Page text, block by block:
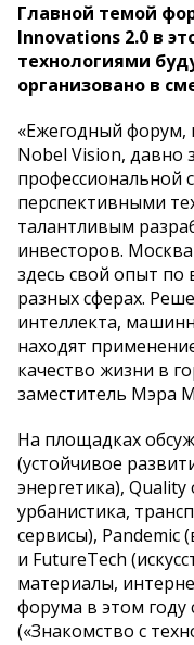
Главной темой
Innovations 2.0 в
технологиями
организовано в
«Ежегодный форум,
Nobel Vision, давно
профессиональной
перспективными
талантливым
инвесторов.
здесь свой опыт
разных сферах.
интеллекта,
находят
качество жизни в
заместитель Мэра
На площадках
(устойчивое
энергетика),
урбанистика,
сервисы), Pandemic
и FutureTech
материалы,
форума в этом году
(«Знакомство с